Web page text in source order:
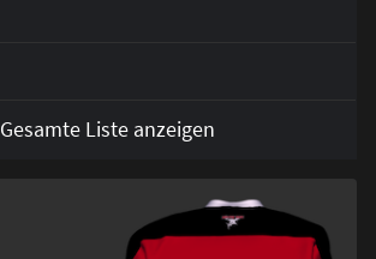
Gesamte Liste anzeigen